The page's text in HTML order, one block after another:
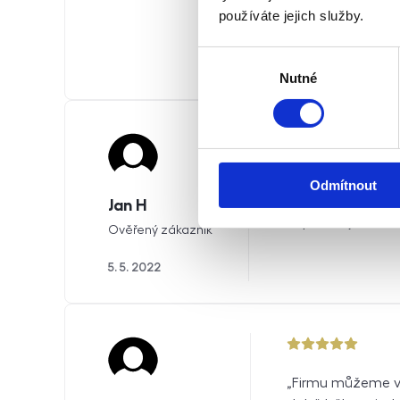
používáte jejich služby.
Nutné
Odmítnout
zapsat
Jan H
Ověřený zákazník
5. 5. 2022
Profesionalni
5 z 5
Firmu můžeme